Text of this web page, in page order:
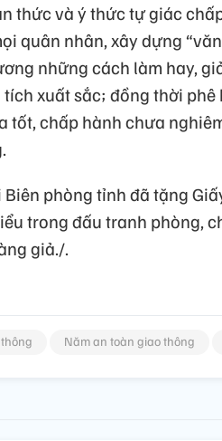
thức và ý thức tự giác
quân nhân, xây dựng
những cách làm hay,
xuất sắc; đồng thời
tốt, chấp hành chưa
phòng tỉnh đã tặng
trong đấu tranh phòng,
giả./.
Năm an toàn giao thông